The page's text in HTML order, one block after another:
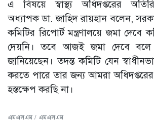
এ বিষয়ে স্বাস্থ্য অধিদপ্তরের
অধ্যাপক ডা. জাহিদ রায়হান বলেন,
কমিটির রিপোর্ট মন্ত্রণালয়ে জমা দেবে
দেয়নি। তবে আজই জমা দেবে বলে
জানিয়েছেন। তদন্ত কমিটি যেন
করতে পারে তার জন্য আমরা
হস্তক্ষেপ করছি না।
এমএসএম / এমএসএম